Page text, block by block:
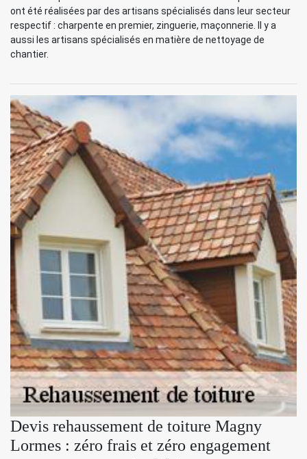
ont été réalisées par des artisans spécialisés dans leur secteur
respectif : charpente en premier, zinguerie, maçonnerie. Il y a
aussi les artisans spécialisés en matière de nettoyage de
chantier.
Devis rehaussement de toiture Magny
Lormes : zéro frais et zéro engagement